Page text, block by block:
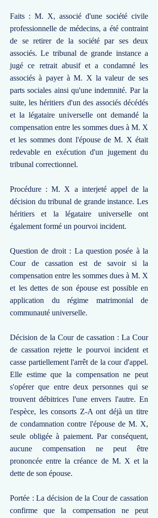
Faits : M. X, associé d'une société civile
professionnelle de médecins, a été contraint
de se retirer de la société par ses deux
associés. Le tribunal de grande instance a
jugé ce retrait abusif et a condamné les
associés à payer à M. X la valeur de ses
parts sociales ainsi qu'une indemnité. Par la
suite, les héritiers d'un des associés décédés
et la légataire universelle ont demandé la
compensation entre les sommes dues à M. X
et les sommes dont l'épouse de M. X était
redevable en exécution d'un jugement du
tribunal correctionnel.
Procédure : M. X a interjeté appel de la
décision du tribunal de grande instance. Les
héritiers et la légataire universelle ont
également formé un pourvoi incident.
Question de droit : La question posée à la
Cour de cassation est de savoir si la
compensation entre les sommes dues à M. X
et les dettes de son épouse est possible en
application du régime matrimonial de
communauté universelle.
Décision de la Cour de cassation : La Cour
de cassation rejette le pourvoi incident et
casse partiellement l'arrêt de la cour d'appel.
Elle estime que la compensation ne peut
s'opérer que entre deux personnes qui se
trouvent débitrices l'une envers l'autre. En
l'espèce, les consorts Z-A ont déjà un titre
de condamnation contre l'épouse de M. X,
seule obligée à paiement. Par conséquent,
aucune compensation ne peut être
prononcée entre la créance de M. X et la
dette de son épouse.
Portée : La décision de la Cour de cassation
confirme que la compensation ne peut